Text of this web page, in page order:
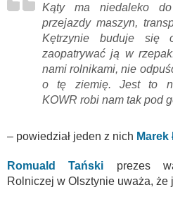
Kąty ma niedaleko
przejazdy maszyn,
Kętrzynie buduje się
zaopatrywać ją w
nami rolnikami, nie
o tę ziemię. Jest to
KOWR robi nam tak pod
– powiedział jeden z nich Marek
Romuald Tański prezes
Rolniczej w Olsztynie uważa, że